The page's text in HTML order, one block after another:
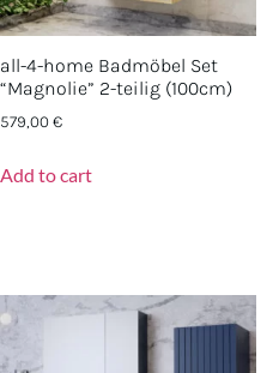
all-4-home Badmöbel Set
“Magnolie” 2-teilig (100cm)
579,00€
Add to cart